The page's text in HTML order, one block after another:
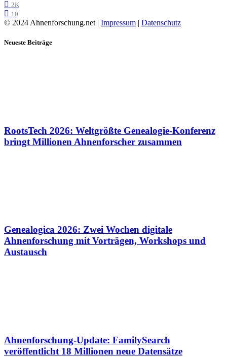
2K
10
© 2024 Ahnenforschung.net | Impressum | Datenschutz
Neueste Beiträge
RootsTech 2026: Weltgrößte Genealogie-Konferenz
bringt Millionen Ahnenforscher zusammen
Genealogica 2026: Zwei Wochen digitale
Ahnenforschung mit Vorträgen, Workshops und
Austausch
Ahnenforschung-Update: FamilySearch
veröffentlicht 18 Millionen neue Datensätze